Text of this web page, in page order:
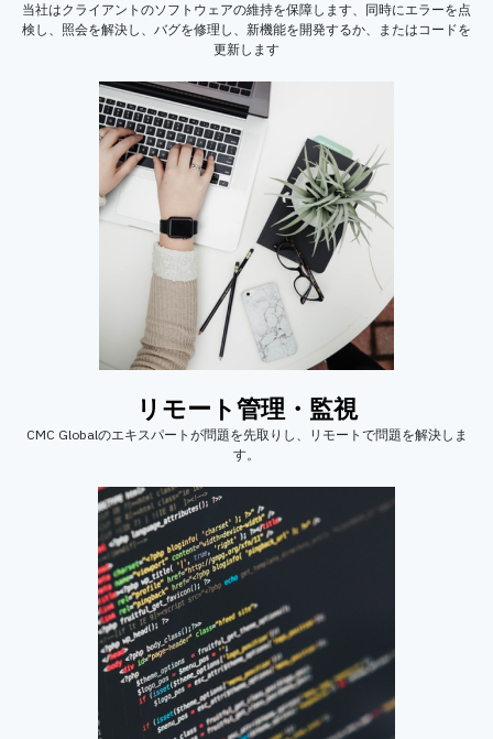
当社はクライアントのソフトウェアの維持を保障します、同時にエラーを点
検し、照会を解決し、バグを修理し、新機能を開発するか、またはコードを
更新します
リモート管理・監視
CMC Globalのエキスパートが問題を先取りし、リモートで問題を解決しま
す。